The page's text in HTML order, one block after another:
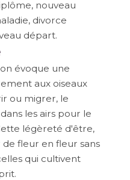
nouveau
divorce
départ.
évoque une
aux oiseaux
ou migrer, le
les airs pour le
légèreté d'être,
fleur en fleur sans
qui cultivent